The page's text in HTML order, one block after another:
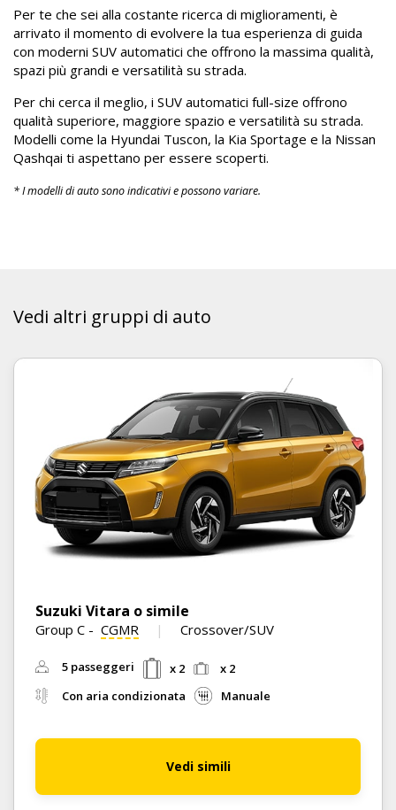
Per te che sei alla costante ricerca di miglioramenti, è
arrivato il momento di evolvere la tua esperienza di guida
con moderni SUV automatici che offrono la massima qualità,
spazi più grandi e versatilità su strada.
Per chi cerca il meglio, i SUV automatici full-size offrono
qualità superiore, maggiore spazio e versatilità su strada.
Modelli come la Hyundai Tuscon, la Kia Sportage e la Nissan
Qashqai ti aspettano per essere scoperti.
* I modelli di auto sono indicativi e possono variare.
Vedi altri gruppi di auto
Suzuki Vitara o simile
Group C - CGMR Crossover/SUV
5 passeggeri x 2
x 2
Con aria condizionata
Manuale
Vedi simili